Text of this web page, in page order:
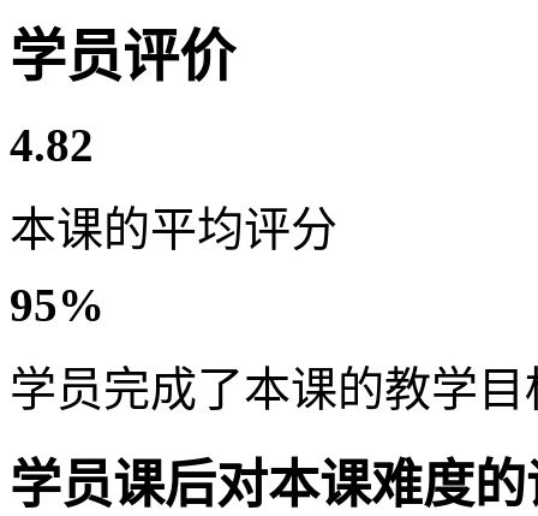
学员评价
4.82
本课的平均评分
95%
学员完成了本课的教学目
学员课后对本课难度